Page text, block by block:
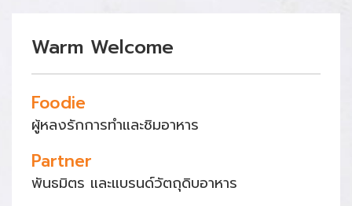
Warm Welcome
Foodie
ผู้หลงรักการทำและชิมอาหาร
Partner
พันธมิตร และแบรนด์วัตถุดิบอาหาร